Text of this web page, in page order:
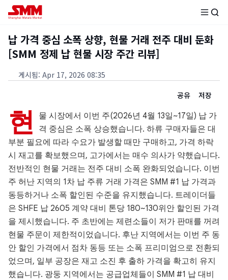
납 가격 중심 소폭 상향, 현물 거래 전주 대비 둔화
[SMM 정제 납 현물 시장 주간 리뷰]
게시됨: Apr 17, 2026 08:35
공유
저장
현
물 시장에서 이번 주(2026년 4월 13일~17일) 납 가
격 중심은 소폭 상승했습니다. 하류 구매자들은 대
부분 필요에 따라 수요가 발생할 때만 구매하고, 가격 하락
시 재고를 확보했으며, 고가에서는 매수 의사가 약했습니다.
전반적인 현물 거래는 전주 대비 소폭 완화되었습니다. 이번
주 허난 지역의 1차 납 주류 거래 가격은 SMM #1 납 가격과
동등하거나 소폭 할인된 수준을 유지했습니다. 트레이더들
은 SHFE 납 2605 계약 대비 톤당 180~130위안 할인된 가격
을 제시했습니다. 주 초반에는 제련소들이 저가 판매를 꺼려
현물 주문이 제한적이었습니다. 후난 지역에서는 이번 주 동
안 할인 가격에서 점차 동등 또는 소폭 프리미엄으로 전환되
었으며, 일부 공장은 재고 소진 후 출하 가격을 확고히 유지
했습니다. 광둥 지역에서는 공급업체들이 SMM #1 납 대비